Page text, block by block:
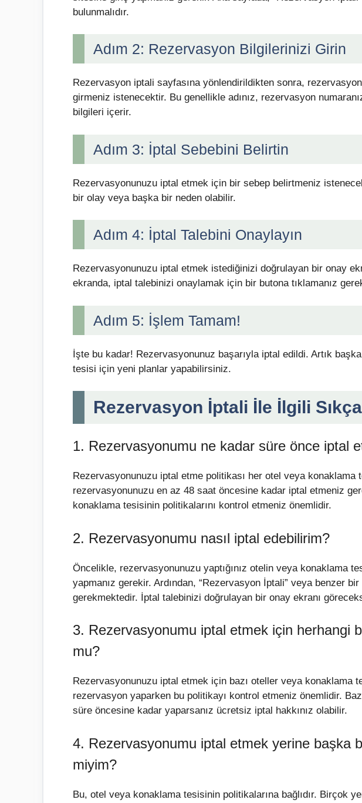
bulunmalıdır.
Adım 2: Rezervasyon Bilgilerinizi Girin
Rezervasyon iptali sayfasına yönlendirildikten sonra,
girmeniz istenecektir. Bu genellikle adınız, rezervasyon
bilgileri içerir.
Adım 3: İptal Sebebini Belirtin
Rezervasyonunuzu iptal etmek için bir sebep belirtmeniz
bir olay veya başka bir neden olabilir.
Adım 4: İptal Talebini Onaylayın
Rezervasyonunuzu iptal etmek istediğinizi doğrulayan bir onay
ekranda, iptal talebinizi onaylamak için bir butona tıklamanız
Adım 5: İşlem Tamam!
İşte bu kadar! Rezervasyonunuz başarıyla iptal edildi. Artık
tesisi için yeni planlar yapabilirsiniz.
Rezervasyon İptali İle İlgili
1. Rezervasyonumu ne kadar süre önce iptal
Rezervasyonunuzu iptal etme politikası her otel veya konaklama
rezervasyonunuzu en az 48 saat öncesine kadar iptal etmeniz
konaklama tesisinin politikalarını kontrol etmeniz önemlidir.
2. Rezervasyonumu nasıl iptal edebilirim?
Öncelikle, rezervasyonunuzu yaptığınız otelin veya konaklama
yapmanız gerekir. Ardından, “Rezervasyon İptali” veya benzer
gerekmektedir. İptal talebinizi doğrulayan bir onay ekranı
3. Rezervasyonumu iptal etmek için herhangi
mu?
Rezervasyonunuzu iptal etmek için bazı oteller veya konaklama
rezervasyon yaparken bu politikayı kontrol etmeniz önemlidir.
süre öncesine kadar yaparsanız ücretsiz iptal hakkınız olabilir.
4. Rezervasyonumu iptal etmek yerine başka
miyim?
Bu, otel veya konaklama tesisinin politikalarına bağlıdır. Birçok